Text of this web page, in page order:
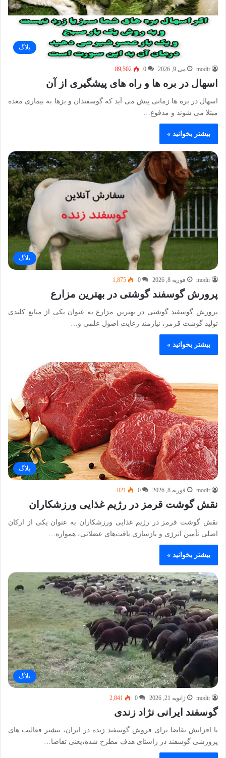
بلاگ
modir می 9, 2026 0
89,502
اسهال در بره ها و راه های پیشگیری از آن
اسهال در بره ها زمانی پیش می آید که گوسفندان و بزها به بیماری معده
مبتلا می شوند و مدفوع…
بیشتر بخوانید »
بلاگ
modir فوریه 8, 2026 0
1,875
پرورش گوسفند گوشتی در بهترین مزارع
پرورش گوسفند گوشتی در بهترین مزارع به عنوان یکی از منابع کلیدی
تولید گوشت قرمز، نیازمند رعایت اصول علمی و…
بیشتر بخوانید »
بلاگ
modir فوریه 8, 2026 0
821
نقش گوشت قرمز در رژیم غذایی ورزشکاران
نقش گوشت قرمز در رژیم غذایی ورزشکاران به عنوان یکی از ارکان
اصلی تأمین انرژی و بازسازی بافت‌های عضلانی، همواره…
بیشتر بخوانید »
بلاگ
modir ژانویه 21, 2026 0
2,841
گوسفند ایرانی نژاد زندی
با افزایش تقاضا برای فروش گوسفند زنده در ایران، بیشتر فعالیت های
پرورشی گوسفند در راستای هدف مطرح شده،یعنی تقاضا…